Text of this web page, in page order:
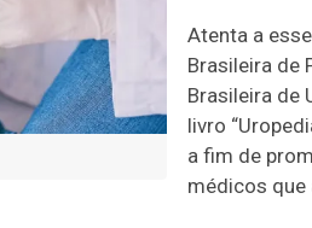
Atenta a
Brasileira de
Brasileira de
livro
a fim de
médicos